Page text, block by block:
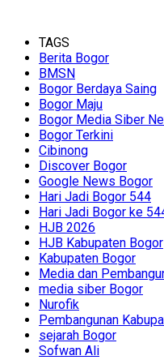
TAGS
Berita Bogor
BMSN
Bogor Berdaya Saing
Bogor Maju
Bogor Media Siber
Bogor Terkini
Cibinong
Discover Bogor
Google News Bogor
Hari Jadi Bogor 544
Hari Jadi Bogor ke
HJB 2026
HJB Kabupaten Bogor
Kabupaten Bogor
Media dan
media siber Bogor
Nurofik
Pembangunan
sejarah Bogor
Sofwan Ali